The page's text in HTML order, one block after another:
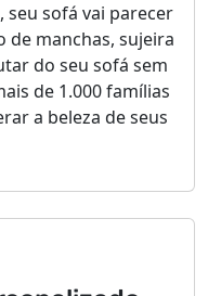
seu sofá vai parecer
de manchas, sujeira
do seu sofá sem
de 1.000 famílias
a beleza de seus